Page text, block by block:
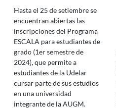
Hasta el 25 de setiembre se
encuentran abiertas las
inscripciones del Programa
ESCALA para estudiantes de
grado (1er semestre de
2024), que permite a
estudiantes de la Udelar
cursar parte de sus estudios
en una universidad
integrante de la AUGM.